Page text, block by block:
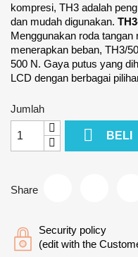
kompresi, TH3 adalah
dan mudah digunakan.
Menggunakan roda
menerapkan beban, TH3/
500 N. Gaya putus yang
LCD dengan berbagai
Jumlah
 BELI
Share
Security policy
(edit with the